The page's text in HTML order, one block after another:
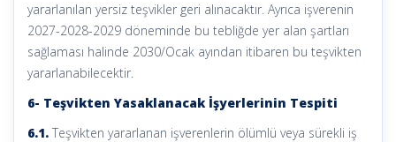
yararlanılan yersiz teşvikler geri alınacaktır. Ayrıca işverenin
2027-2028-2029 döneminde bu tebliğde yer alan şartları
sağlaması halinde 2030/Ocak ayından itibaren bu teşvikten
yararlanabilecektir.
6- Teşvikten Yasaklanacak İşyerlerinin Tespiti
6.1. Teşvikten yararlanan işverenlerin ölümlü veya sürekli iş